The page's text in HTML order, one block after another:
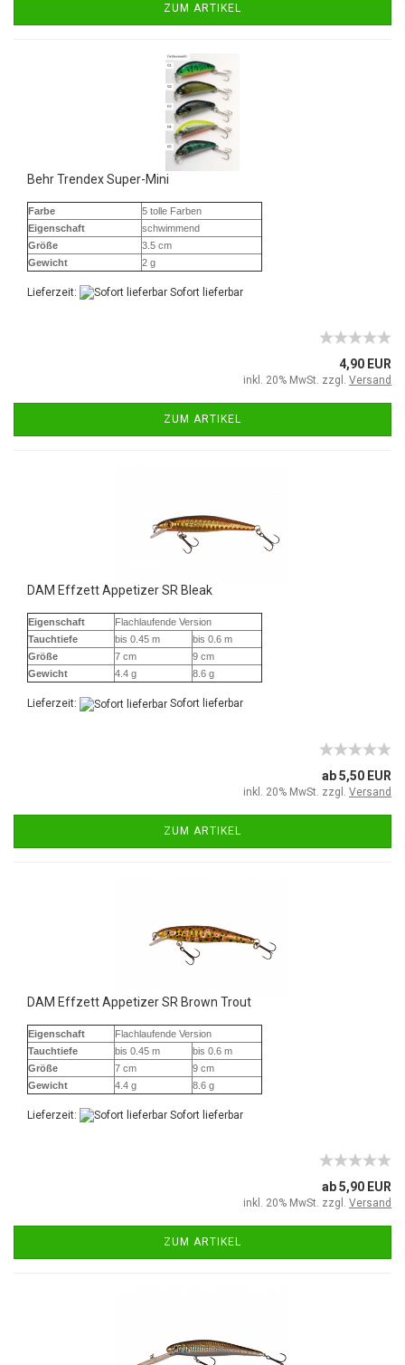
ZUM ARTIKEL
Behr Trendex Super-Mini
Farbe
5 tolle Farben
Eigenschaft
schwimmend
Größe
3.5 cm
Gewicht
2 g
Lieferzeit: Sofort lieferbar
4,90 EUR
inkl. 20% MwSt. zzgl. Versand
ZUM ARTIKEL
DAM Effzett Appetizer SR Bleak
Eigenschaft
Flachlaufende Version
Tauchtiefe
bis 0.45 m
bis 0.6 m
Größe
7 cm
9 cm
Gewicht
4.4 g 8.6 g
Lieferzeit: Sofort lieferbar
ab 5,50 EUR
inkl. 20% MwSt. zzgl. Versand
ZUM ARTIKEL
DAM Effzett Appetizer SR Brown Trout
Eigenschaft
Flachlaufende Version
Tauchtiefe
bis 0.45 m
bis 0.6 m
Größe
7 cm
9 cm
Gewicht
4.4 g 8.6 g
Lieferzeit: Sofort lieferbar
ab 5,90 EUR
inkl. 20% MwSt. zzgl. Versand
ZUM ARTIKEL